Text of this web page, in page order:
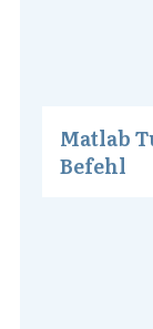
Matlab
Befehl